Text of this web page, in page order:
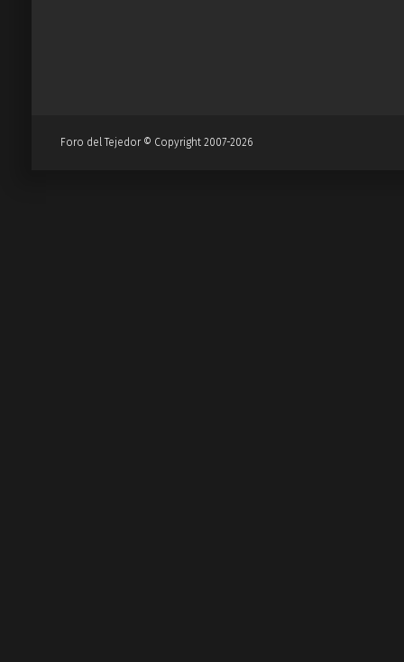
Foro del Tejedor © Copyright 2007-2026